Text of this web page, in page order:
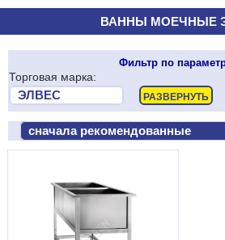
ВАННЫ МОЕЧНЫЕ
Фильтр по
Торговая марка: